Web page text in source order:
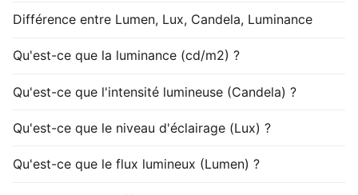
Différence entre Lumen, Lux, Candela, Luminance
Qu'est-ce que la luminance (cd/m2) ?
Qu'est-ce que l'intensité lumineuse (Candela) ?
Qu'est-ce que le niveau d'éclairage (Lux) ?
Qu'est-ce que le flux lumineux (Lumen) ?